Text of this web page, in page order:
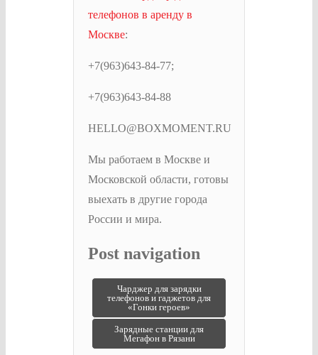
телефонов в аренду в
Москве:
+7(963)643-84-77;
+7(963)643-84-88
HELLO@BOXMOMENT.RU
Мы работаем в Москве и
Московской области, готовы
выехать в другие города
России и мира.
Post navigation
Чарджер для зарядки
телефонов и гаджетов для
«Гонки героев»
Зарядные станции для
Мегафон в Рязани